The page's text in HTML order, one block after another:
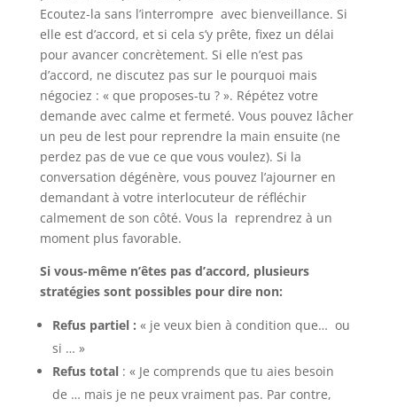
Ecoutez-la sans l’interrompre avec bienveillance. Si
elle est d’accord, et si cela s’y prête, fixez un délai
pour avancer concrètement. Si elle n’est pas
d’accord, ne discutez pas sur le pourquoi mais
négociez : « que proposes-tu ? ». Répétez votre
demande avec calme et fermeté. Vous pouvez lâcher
un peu de lest pour reprendre la main ensuite (ne
perdez pas de vue ce que vous voulez). Si la
conversation dégénère, vous pouvez l’ajourner en
demandant à votre interlocuteur de réfléchir
calmement de son côté. Vous la reprendrez à un
moment plus favorable.
Si vous-même n’êtes pas d’accord, plusieurs
stratégies sont possibles pour dire non:
Refus partiel : « je veux bien à condition que… ou
si … »
Refus total : « Je comprends que tu aies besoin
de … mais je ne peux vraiment pas. Par contre,